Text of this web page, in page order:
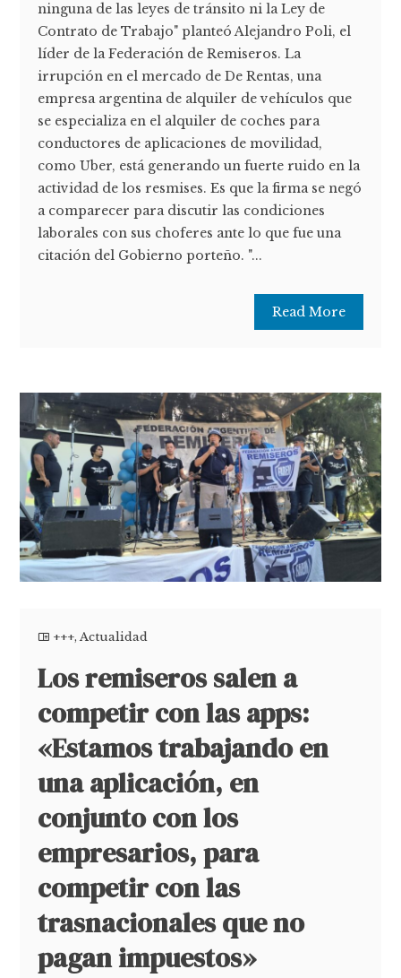
ninguna de las leyes de tránsito ni la Ley de
Contrato de Trabajo" planteó Alejandro Poli, el
líder de la Federación de Remiseros. La
irrupción en el mercado de De Rentas, una
empresa argentina de alquiler de vehículos que
se especializa en el alquiler de coches para
conductores de aplicaciones de movilidad,
como Uber, está generando un fuerte ruido en la
actividad de los resmises. Es que la firma se negó
a comparecer para discutir las condiciones
laborales con sus choferes ante lo que fue una
citación del Gobierno porteño. "...
Read More
+++,Actualidad
Los remiseros salen a
competir con las apps:
«Estamos trabajando en
una aplicación, en
conjunto con los
empresarios, para
competir con las
trasnacionales que no
pagan impuestos»